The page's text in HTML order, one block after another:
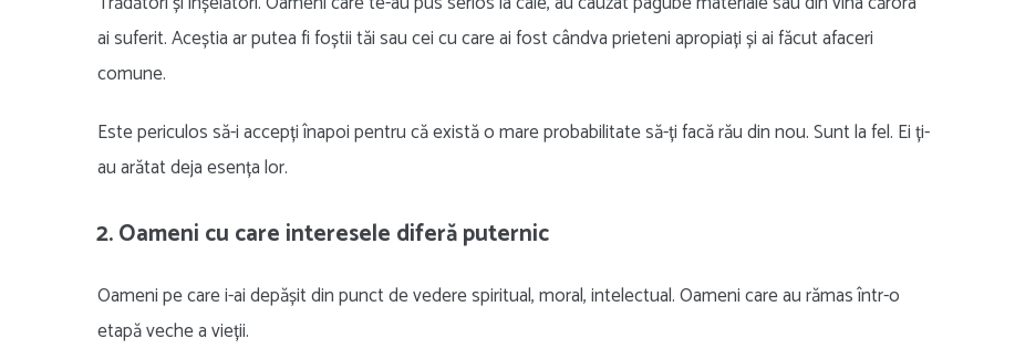
ai suferit. Aceștia ar putea fi foștii tăi sau cei cu care ai fost cândva prieteni apropiați și ai făcut afaceri
comune.
Este periculos să-i accepți înapoi pentru că există o mare probabilitate să-ți facă rău din nou. Sunt la fel. Ei ți-
au arătat deja esența lor.
2. Oameni cu care interesele diferă puternic
Oameni pe care i-ai depășit din punct de vedere spiritual, moral, intelectual. Oameni care au rămas într-o
etapă veche a vieții.